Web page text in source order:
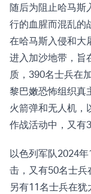
随后为阻止哈马斯
行的血腥而混乱的
在哈马斯入侵和大
进入加沙地带，旨
质，390名士兵在
黎巴嫩恐怖组织真
火箭弹和无人机，
作战活动中，又有
以色列军队2024
击，又有50名士兵
另有11名士兵在